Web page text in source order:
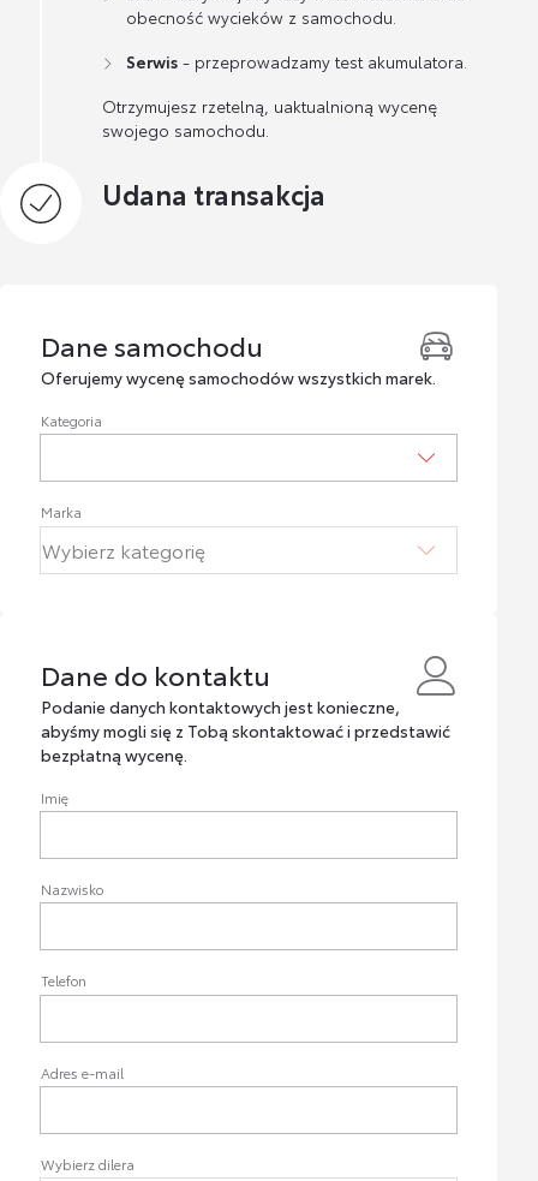
obecność wycieków z samochodu.
Serwis - przeprowadzamy test akumulatora.
Otrzymujesz rzetelną, uaktualnioną wycenę
swojego samochodu.
Udana transakcja
Dane samochodu
Dane samochodu
Oferujemy wycenę samochodów wszystkich marek.
Kategoria
Marka
Dane do kontaktu
Dane do kontaktu
Podanie danych kontaktowych jest konieczne,
abyśmy mogli się z Tobą skontaktować i przedstawić
bezpłatną wycenę.
Imię
Nazwisko
Telefon
Adres e-mail
Wybierz dilera